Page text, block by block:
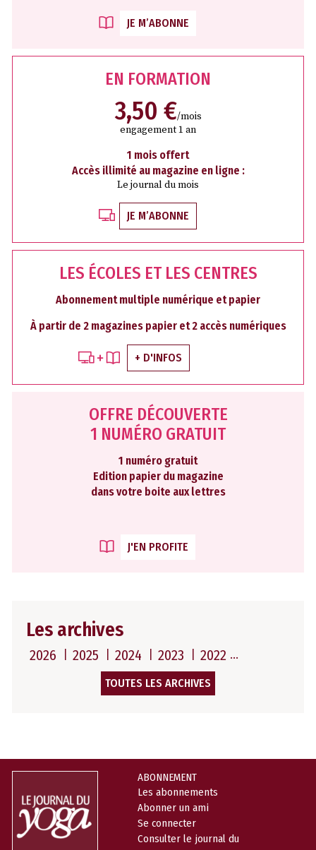
JE M’ABONNE
EN FORMATION
3,50 €/mois
engagement 1 an
1 mois offert
Accès illimité au magazine en ligne :
Le journal du mois
JE M’ABONNE
LES ÉCOLES ET LES CENTRES
Abonnement multiple numérique et papier
À partir de 2 magazines papier et 2 accès numériques
+ D'INFOS
OFFRE DÉCOUVERTE
1 NUMÉRO GRATUIT
1 numéro gratuit
Edition papier du magazine
dans votre boite aux lettres
J'EN PROFITE
Les archives
2026 2025 2024 2023 2022
TOUTES LES ARCHIVES
ABONNEMENT
Les abonnements
Abonner un ami
Se connecter
Consulter le journal du